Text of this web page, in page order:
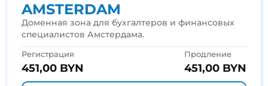
AMSTERDAM
Доменная зона для бухгалтеров и финансовых
специалистов Амстердама.
Регистрация
451,00 BYN
Продление
451,00 BYN